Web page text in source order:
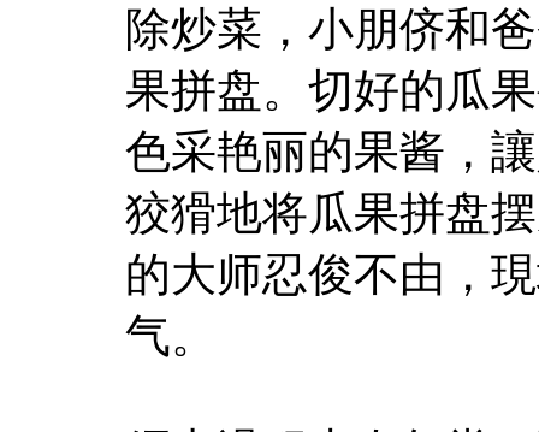
除炒菜，小朋侪和
果拼盘。切好的瓜
色采艳丽的果酱，
狡猾地将瓜果拼盘
的大师忍俊不由，
气。